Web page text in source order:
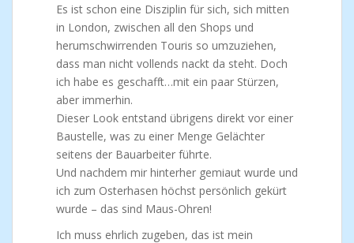
Es ist schon eine Disziplin für sich, sich mitten
in London, zwischen all den Shops und
herumschwirrenden Touris so umzuziehen,
dass man nicht vollends nackt da steht. Doch
ich habe es geschafft…mit ein paar Stürzen,
aber immerhin.
Dieser Look entstand übrigens direkt vor einer
Baustelle, was zu einer Menge Gelächter
seitens der Bauarbeiter führte.
Und nachdem mir hinterher gemiaut wurde und
ich zum Osterhasen höchst persönlich gekürt
wurde – das sind Maus-Ohren!
Ich muss ehrlich zugeben, das ist mein